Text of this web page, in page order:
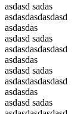
asdasd sadas
asdasdasdasdasd
asdasdas
asdasd sadas
asdasdasdasdasd
asdasdas
asdasd sadas
asdasdasdasdasd
asdasdas
asdasd sadas